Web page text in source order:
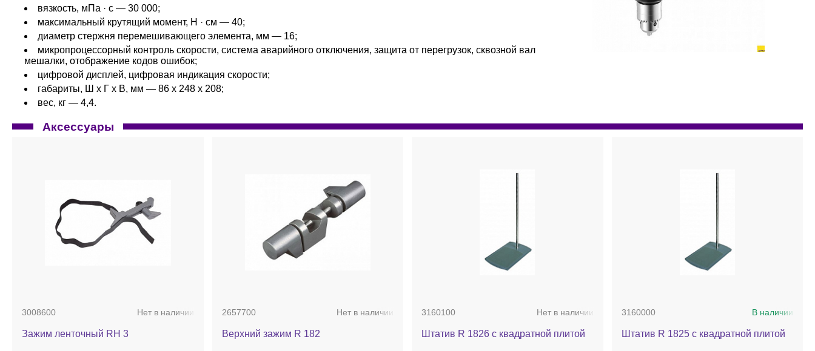
вязкость, мПа · с — 30 000;
максимальный крутящий момент, Н · см — 40;
диаметр стержня перемешивающего элемента, мм — 16;
микропроцессорный контроль скорости, система аварийного отключения, защита от перегрузок, сквозной вал
мешалки, отображение кодов ошибок;
цифровой дисплей, цифровая индикация скорости;
габариты, Ш х Г х В, мм — 86 x 248 x 208;
вес, кг — 4,4.
Аксессуары
3008600 Нет в наличии
Зажим ленточный RH 3
2657700 Нет в наличии
Верхний зажим R 182
3160100 Нет в наличии
Штатив R 1826 с квадратной плитой
3160000 В наличии
Штатив R 1825 с квадратной плитой